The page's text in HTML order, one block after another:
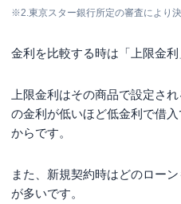
※2.東京スター銀行所定の審査により決
金利を比較する時は「上限金利
上限金利はその商品で設定さ
の金利が低いほど低金利で借
からです。
また、新規契約時はどのロー
が多いです。